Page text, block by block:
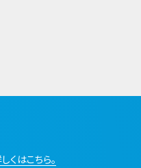
くはこちら。